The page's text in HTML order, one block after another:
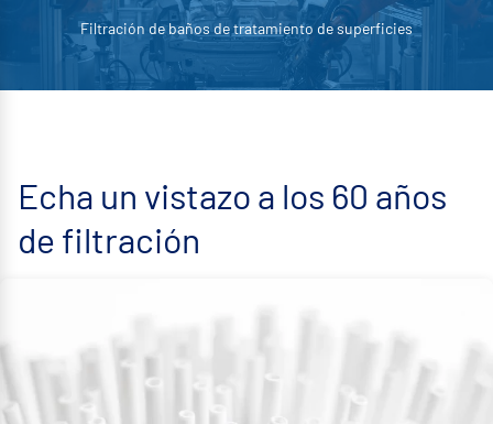
Filtración de baños de tratamiento de superficies
Echa un vistazo a los 60 años
de filtración